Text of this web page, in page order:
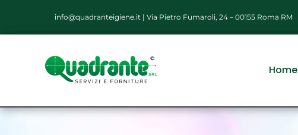
info@quadranteigiene.it | Via Pietro Fumaroli, 24 – 00155 Roma RM
Home